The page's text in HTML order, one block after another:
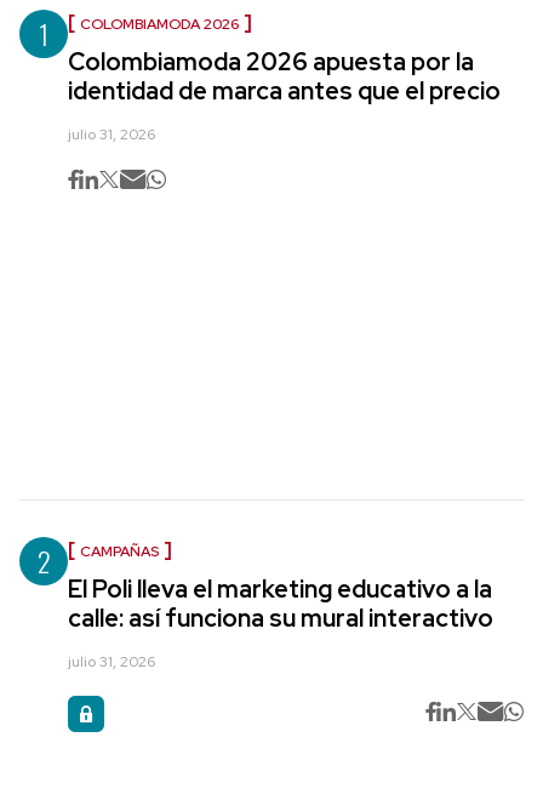
1 COLOMBIAMODA 2026
Colombiamoda 2026 apuesta por la
identidad de marca antes que el precio
julio 31, 2026
2 CAMPAÑAS
El Poli lleva el marketing educativo a la
calle: así funciona su mural interactivo
julio 31, 2026